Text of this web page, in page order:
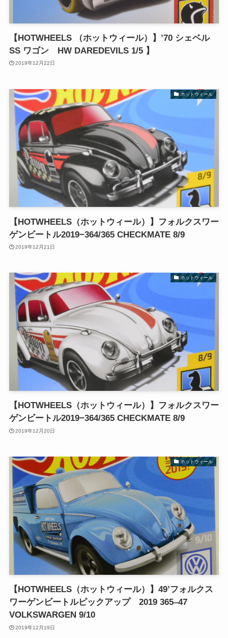
【HOTWHEELS （ホットウィール）】’70 シェベル
SS ワゴン HW DAREDEVILS 1/5 】
2019年12月22日
ホットウィール
【HOTWHEELS（ホットウィール）】フォルクスワー
ゲンビートル2019−364/365 CHECKMATE 8/9
2019年12月21日
ホットウィール
【HOTWHEELS（ホットウィール）】フォルクスワー
ゲンビートル2019−364/365 CHECKMATE 8/9
2019年12月20日
ホットウィール
【HOTWHEELS（ホットウィール）】49’フォルクス
ワーゲンビートルピックアップ 2019 365–47
VOLKSWARGEN 9/10
2019年12月19日